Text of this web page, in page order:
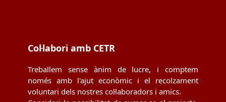
Col·labori amb CETR
Treballem sense ànim de lucre, i comptem
només amb l'ajut econòmic i el recolzament
voluntari dels nostres col·laboradors i amics.